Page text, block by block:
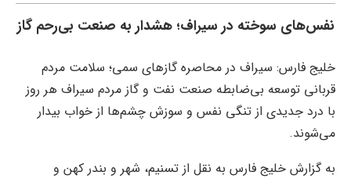
نفس‌های سوخته در سیراف؛ هشدار به صنعت بی‌رحم گاز
خلیج فارس: سیراف در محاصره گازهای سمی؛ سلامت مردم
قربانی توسعه بی‌ضابطه صنعت نفت و گاز مردم سیراف هر روز
با درد جدیدی از تنگی نفس و سوزش چشم‌ها از خواب بیدار
می‌شوند.
به گزارش خلیج فارس به نقل از تسنیم، شهر و بندر کهن و